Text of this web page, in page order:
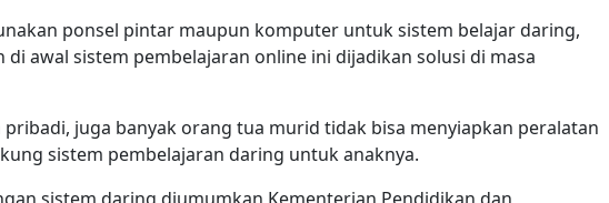
ponsel pintar maupun komputer untuk sistem belajar daring,
di awal sistem pembelajaran online ini dijadikan solusi di masa
pribadi, juga banyak orang tua murid tidak bisa menyiapkan peralatan
sistem pembelajaran daring untuk anaknya.